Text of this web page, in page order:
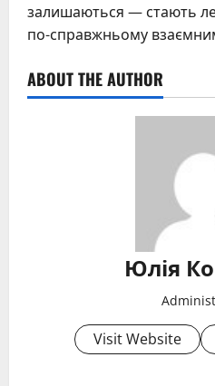
залишаються — стають
по-справжньому
ABOUT THE AUTHOR
Юлія
Visit Website